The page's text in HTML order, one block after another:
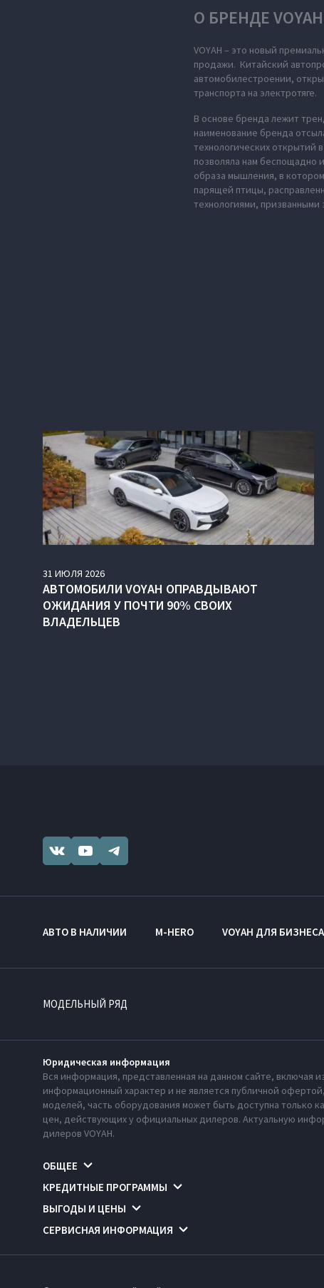
О БРЕНДЕ VOYAH
VOYAH – это новый
продажи. Китайский
автомобилестроении,
транспорта на электротяге.
В основе бренда лежит
наименование бренда
технологических открытий
позволяла нам беспощадно
образа мышления, в
парящей птицы,
технологиями,
31 ИЮЛЯ 2026
АВТОМОБИЛИ VOYAH ОПРАВДЫВАЮТ
ОЖИДАНИЯ У ПОЧТИ 90% СВОИХ
ВЛАДЕЛЬЦЕВ
АВТО В НАЛИЧИИ M-HERO VOYAH ДЛЯ БИЗНЕСА
МОДЕЛЬНЫЙ РЯД
Юридическая информация
Вся информация, представленная на данном сайте, включая
информационный характер и не является публичной
моделей, часть оборудования может быть доступна только
цен, действующих у официальных дилеров. Актуальную
дилеров VOYAH.
ОБЩЕЕ
КРЕДИТНЫЕ ПРОГРАММЫ
ВЫГОДЫ И ЦЕНЫ
СЕРВИСНАЯ ИНФОРМАЦИЯ